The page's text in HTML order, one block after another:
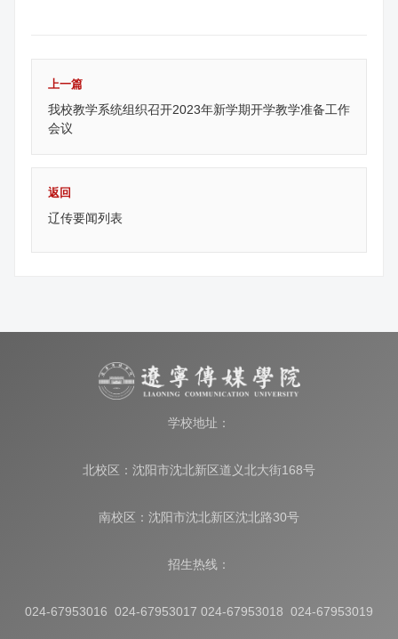
上一篇
我校教学系统组织召开2023年新学期开学教学准备工作
会议
返回
辽传要闻列表
学校地址：
北校区：沈阳市沈北新区道义北大街168号
南校区：沈阳市沈北新区沈北路30号
招生热线：
024-67953016 024-67953017 024-67953018 024-67953019